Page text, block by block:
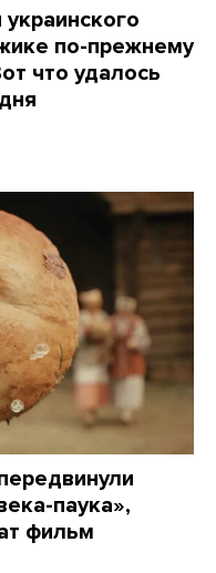
по-прежнему
что удалось
паука»,
фильм